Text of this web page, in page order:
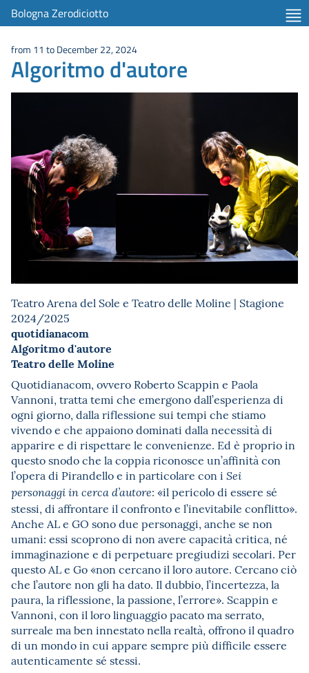
Bologna Zerodiciotto
from 11 to December 22, 2024
Algoritmo d'autore
Teatro Arena del Sole e Teatro delle Moline | Stagione
2024/2025
quotidianacom
Algoritmo d'autore
Teatro delle Moline
Quotidianacom, ovvero Roberto Scappin e Paola
Vannoni, tratta temi che emergono dall’esperienza di
ogni giorno, dalla riflessione sui tempi che stiamo
vivendo e che appaiono dominati dalla necessità di
apparire e di rispettare le convenienze. Ed è proprio in
questo snodo che la coppia riconosce un’affinità con
l’opera di Pirandello e in particolare con i Sei
personaggi in cerca d’autore: «il pericolo di essere sé
stessi, di affrontare il confronto e l’inevitabile conflitto».
Anche AL e GO sono due personaggi, anche se non
umani: essi scoprono di non avere capacità critica, né
immaginazione e di perpetuare pregiudizi secolari. Per
questo AL e Go «non cercano il loro autore. Cercano ciò
che l’autore non gli ha dato. Il dubbio, l’incertezza, la
paura, la riflessione, la passione, l’errore». Scappin e
Vannoni, con il loro linguaggio pacato ma serrato,
surreale ma ben innestato nella realtà, offrono il quadro
di un mondo in cui appare sempre più difficile essere
autenticamente sé stessi.